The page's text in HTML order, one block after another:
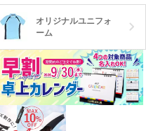
オリジナルユニフォ
ーム